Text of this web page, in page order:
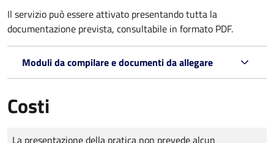
Il servizio può essere attivato presentando tutta la
documentazione prevista, consultabile in formato PDF.
Moduli da compilare e documenti da allegare
Costi
Tipo di pagamento
Importo
La presentazione della pratica non prevede alcun